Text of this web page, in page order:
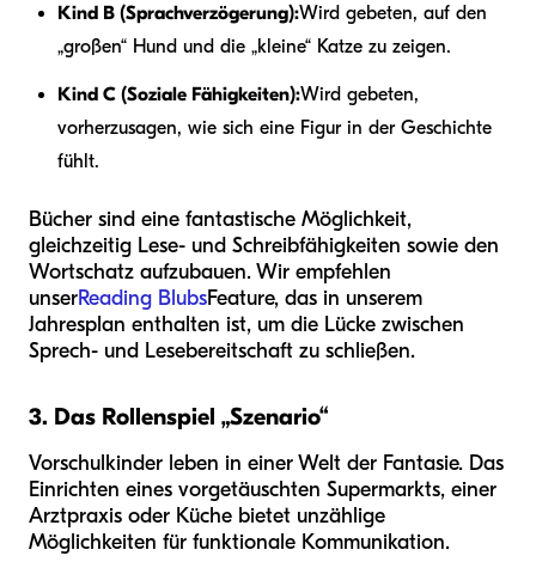
Kind B (Sprachverzögerung):Wird gebeten, auf den
„großen“ Hund und die „kleine“ Katze zu zeigen.
Kind C (Soziale Fähigkeiten):Wird gebeten,
vorherzusagen, wie sich eine Figur in der Geschichte
fühlt.
Bücher sind eine fantastische Möglichkeit,
gleichzeitig Lese- und Schreibfähigkeiten sowie den
Wortschatz aufzubauen. Wir empfehlen
unserReading BlubsFeature, das in unserem
Jahresplan enthalten ist, um die Lücke zwischen
Sprech- und Lesebereitschaft zu schließen.
3. Das Rollenspiel „Szenario“
Vorschulkinder leben in einer Welt der Fantasie. Das
Einrichten eines vorgetäuschten Supermarkts, einer
Arztpraxis oder Küche bietet unzählige
Möglichkeiten für funktionale Kommunikation.